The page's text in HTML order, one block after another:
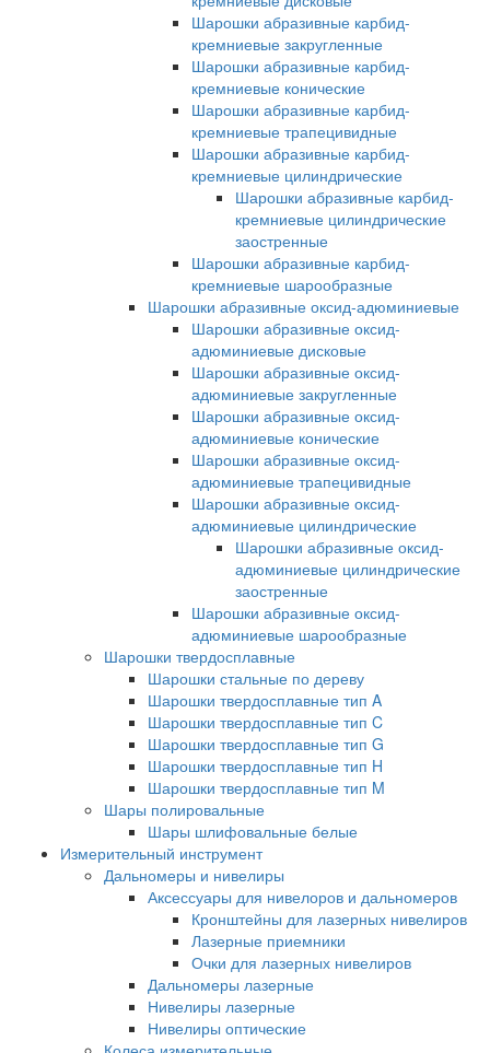
Шарошки абразивные карбид-
кремниевые закругленные
Шарошки абразивные карбид-
кремниевые конические
Шарошки абразивные карбид-
кремниевые трапецивидные
Шарошки абразивные карбид-
кремниевые цилиндрические
Шарошки абразивные карбид-
кремниевые цилиндрические
заостренные
Шарошки абразивные карбид-
кремниевые шарообразные
Шарошки абразивные оксид-адюминиевые
Шарошки абразивные оксид-
адюминиевые дисковые
Шарошки абразивные оксид-
адюминиевые закругленные
Шарошки абразивные оксид-
адюминиевые конические
Шарошки абразивные оксид-
адюминиевые трапецивидные
Шарошки абразивные оксид-
адюминиевые цилиндрические
Шарошки абразивные оксид-
адюминиевые цилиндрические
заостренные
Шарошки абразивные оксид-
адюминиевые шарообразные
Шарошки твердосплавные
Шарошки стальные по дереву
Шарошки твердосплавные тип A
Шарошки твердосплавные тип C
Шарошки твердосплавные тип G
Шарошки твердосплавные тип H
Шарошки твердосплавные тип M
Шары полировальные
Шары шлифовальные белые
Измерительный инструмент
Дальномеры и нивелиры
Аксессуары для нивелоров и дальномеров
Кронштейны для лазерных нивелиров
Лазерные приемники
Очки для лазерных нивелиров
Дальномеры лазерные
Нивелиры лазерные
Нивелиры оптические